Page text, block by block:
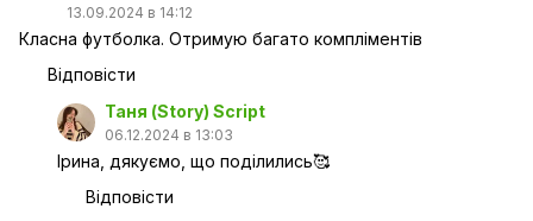
13.09.2024 в 14:12
Класна футболка. Отримую багато компліментів
Відповісти
Таня (Story) Script
06.12.2024 в 13:03
Ірина, дякуємо, що поділились🥰
Відповісти